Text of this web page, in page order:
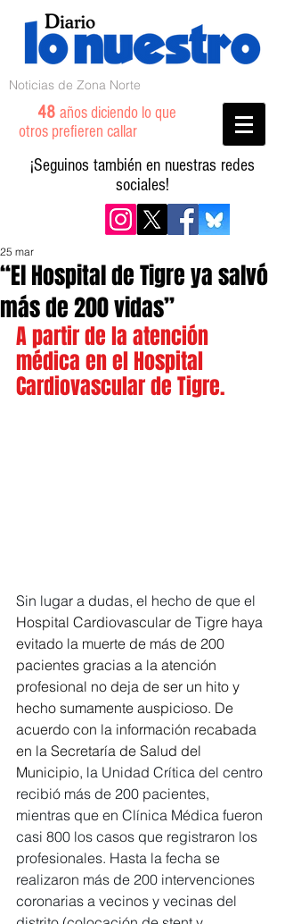
Noticias de Zona Norte
48 años diciendo lo que
otros prefieren callar
¡Seguinos también en nuestras redes
sociales!
“El Hospital de Tigre ya salvó
más de 200 vidas”
25 mar
A partir de la atención
médica en el Hospital
Cardiovascular de Tigre.
Sin lugar a dudas, el hecho de que el
Hospital Cardiovascular de Tigre haya
evitado la muerte de más de 200
pacientes gracias a la atención
profesional no deja de ser un hito y
hecho sumamente auspicioso. De
acuerdo con la información recabada
en la Secretaría de Salud del
Municipio, la Unidad Crítica del centro
recibió más de 200 pacientes,
mientras que en Clínica Médica fueron
casi 800 los casos que registraron los
profesionales. Hasta la fecha se
realizaron más de 200 intervenciones
coronarias a vecinos y vecinas del